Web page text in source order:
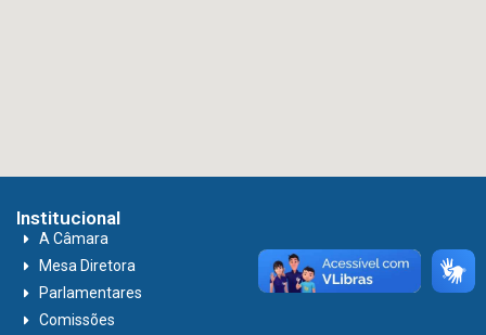
Institucional
A Câmara
Mesa Diretora
Parlamentares
Comissões